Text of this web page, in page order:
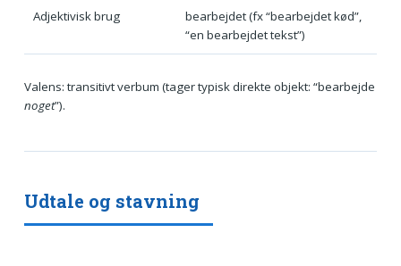
Adjektivisk brug
bearbejdet (fx “bearbejdet kød”,
“en bearbejdet tekst”)
Valens: transitivt verbum (tager typisk direkte objekt: “bearbejde
noget”).
Udtale og stavning